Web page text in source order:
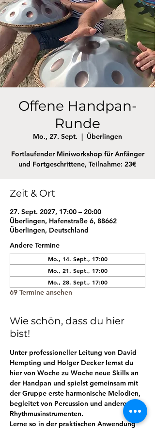
Offene Handpan-
Runde
Mo., 27. Sept.
  |
Überlingen
Fortlaufender Miniworkshop für Anfänger
und Fortgeschrittene, Teilnahme: 23€
Zeit & Ort
27. Sept. 2027, 17:00 – 20:00
Überlingen, Hafenstraße 6, 88662
Überlingen, Deutschland
Andere Termine
Mo., 14. Sept., 17:00
Mo., 21. Sept., 17:00
Mo., 28. Sept., 17:00
69 Termine ansehen
Wie schön, dass du hier
bist!
Unter professioneller Leitung von David
Hempting und Holger Decker lernst du
hier von Woche zu Woche neue Skills an
der Handpan und spielst gemeinsam mit
der Gruppe erste harmonische Melodien,
begleitet von Percussion und anderen
Rhythmusinstrumenten.
Lerne so in der praktischen Anwendung